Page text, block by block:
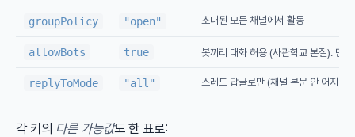
groupPolicy "open" 초대된 모든 채널에서 활동
allowBots true 봇끼리 대화 허용 (사관학교 본질). 단
replyToMode "all" 스레드 답글로만 (채널 본문 안 어지럽
각 키의 다른 가능값도 한 표로: